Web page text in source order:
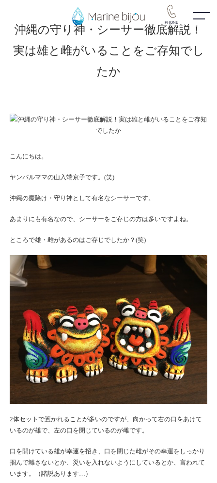
PHONE
沖縄の守り神・シーサー徹底解説！
実は雄と雌がいることをご存知でし
たか
こんにちは。
ヤンバルママの山入端京子です。(笑)
沖縄の魔除け・守り神として有名なシーサーです。
あまりにも有名なので、シーサーをご存じの方は多いですよね。
ところで雄・雌があるのはご存じでしたか？(笑)
2体セットで置かれることが多いのですが、向かって右の口をあけて
いるのが雄で、左の口を閉じているのが雌です。
口を開けている雄が幸運を招き、口を閉じた雌がその幸運をしっかり
掴んで離さないとか、災いを入れないようにしているとか、言われて
います。（諸説あります…）